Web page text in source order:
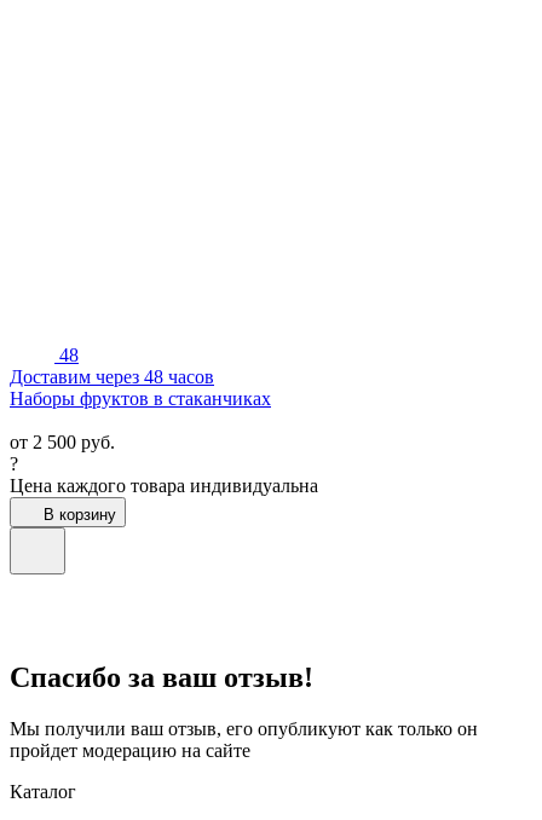
48
Доставим через 48 часов
Наборы фруктов в стаканчиках
от 2 500 руб.
?
Цена каждого товара индивидуальна
В корзину
Спасибо за ваш отзыв!
Мы получили ваш отзыв, его опубликуют как только он
пройдет модерацию на сайте
Каталог